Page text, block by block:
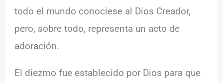
todo el mundo conociese al Dios Creador,
pero, sobre todo, representa un acto de
adoración.
El diezmo fue establecido por Dios para que